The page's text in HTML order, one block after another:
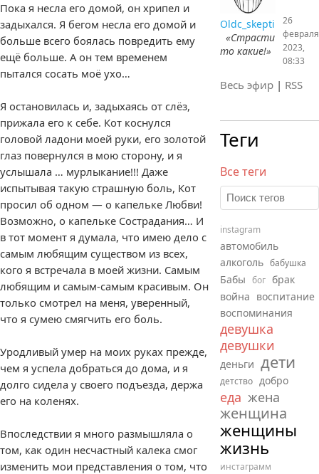
Пока я несла его домой, он хрипел и
задыхался. Я бегом несла его домой и
больше всего боялась повредить ему
ещё больше. А он тем временем
пытался сосать моё ухо…
Я остановилась и, задыхаясь от слёз,
прижала его к себе. Кот коснулся
головой ладони моей руки, его золотой
глаз повернулся в мою сторону, и я
услышала … мурлыкание!!! Даже
испытывая такую страшную боль, Кот
просил об одном — о капельке Любви!
Возможно, о капельке Сострадания… И
в тот момент я думала, что имею дело с
самым любящим существом из всех,
кого я встречала в моей жизни. Самым
любящим и самым-самым красивым. Он
только смотрел на меня, уверенный,
что я сумею смягчить его боль.
Уродливый умер на моих руках прежде,
чем я успела добраться до дома, и я
долго сидела у своего подъезда, держа
его на коленях.
Впоследствии я много размышляла о
том, как один несчастный калека смог
изменить мои представления о том, что
Oldc_skepti
«Страсти
то какие!»
26
февраля
2023,
08:33
Весь эфир | RSS
Теги
Все теги
instagram
автомобиль
алкоголь бабушка
Бабы бог брак
война воспитание
воспоминания
девушка
девушки
деньги дети
детство добро
еда жена
женщина
женщины
жизнь
инстаграмм